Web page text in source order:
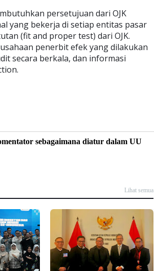
persetujuan dari OJK
yang bekerja di setiap entitas pasar
(fit and proper test) dari OJK.
penerbit efek yang dilakukan
secara berkala, dan informasi
sebagaimana diatur dalam UU
Lihat semua